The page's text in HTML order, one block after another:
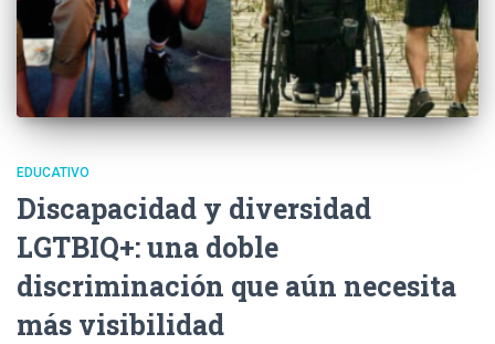
EDUCATIVO
Discapacidad y diversidad
LGTBIQ+: una doble
discriminación que aún necesita
más visibilidad